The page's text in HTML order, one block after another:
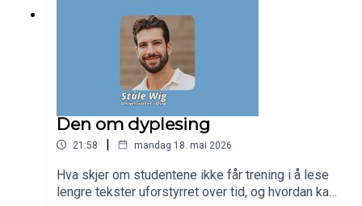
Den om dyplesing
21:58 | mandag 18. mai 2026
Hva skjer om studentene ikke får trening i å lese
lengre tekster uforstyrret over tid, og hvordan kan